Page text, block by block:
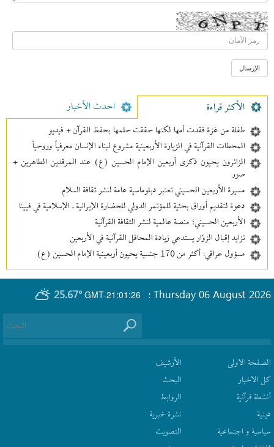
الأکثر قراءة احدث الأخبار
طفلة من غزة فقدت أمها لكنها حققت حلمها بحفظ القرآن + فيديو
المحطات القرآنية في الزيارة الأربعينية مشروع لبناء الإنسان معرفیاً وروحياً
الزائرون يحيون ذكرى أربعين الإمام الحسين (ع) عند المرقدين الطاهرين +
صور
مسيرة الأربعين الحسيني تعتبر دبلوماسية عامة لنشر ثقافة السلام
دعوة لتقديم أوراق بحثية للمؤتمر الدولي للحضارة الإيرانية ـ الإسلامية في فيينا
الأربعين الحسيني؛ منصة عالمية لنشر الثقافة القرآنية
تزايد إقبال الزوّار يستدعي زيادة المحافل القرآنية في الأربعين
مسؤول عراقي: أكثر من 170 جنسية يحيون أربعينية الإمام الحسين (ع)
GMT-21:01:26
25.67° Thursday 06 August 2026 ؛
الصفحة الاولى
كل الاخبار
أنشطة قرآنیة
دينية
سیاسیة و اجتماعیة
الأرشیف
البحث
الروابط
نشرة‌ خبریة
التصويت